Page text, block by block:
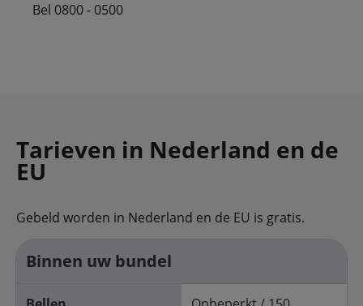
Bel 0800 - 0500
Tarieven in Nederland en de
EU
Gebeld worden in Nederland en de EU is gratis.
Binnen uw bundel